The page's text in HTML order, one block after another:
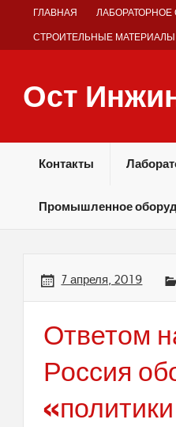
ГЛАВНАЯ
СТРОИТЕЛЬНЫЕ МАТЕРИАЛЫ
Ост
Контакты
Промышленное
7 апреля, 2019
Ответом
Россия